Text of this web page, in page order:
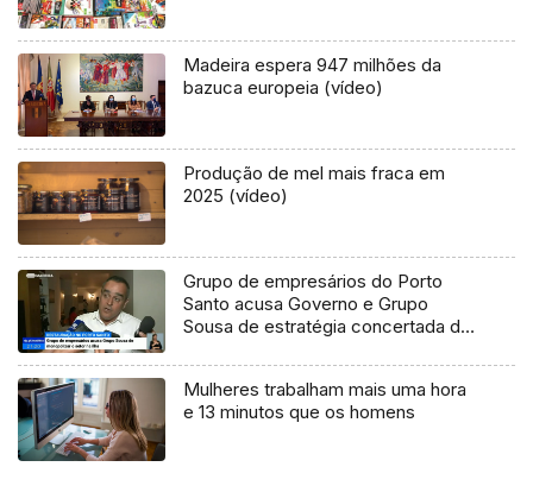
Madeira espera 947 milhões da
bazuca europeia (vídeo)
Produção de mel mais fraca em
2025 (vídeo)
Grupo de empresários do Porto
Santo acusa Governo e Grupo
Sousa de estratégia concertada de
Mulheres trabalham mais uma hora
e 13 minutos que os homens